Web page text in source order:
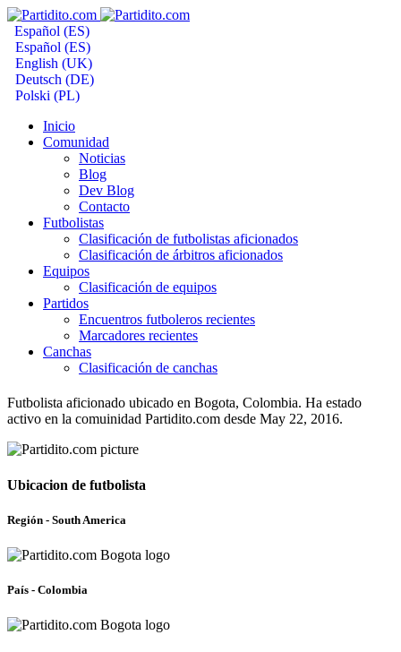
Español (ES)
Español (ES)
English (UK)
Deutsch (DE)
Polski (PL)
Inicio
Comunidad
Noticias
Blog
Dev Blog
Contacto
Futbolistas
Clasificación de futbolistas aficionados
Clasificación de árbitros aficionados
Equipos
Clasificación de equipos
Partidos
Encuentros futboleros recientes
Marcadores recientes
Canchas
Clasificación de canchas
Futbolista aficionado ubicado en Bogota, Colombia. Ha estado
activo en la comuinidad Partidito.com desde May 22, 2016.
Ubicacion de futbolista
Región - South America
País - Colombia